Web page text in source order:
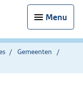
Menu
Gemeenten